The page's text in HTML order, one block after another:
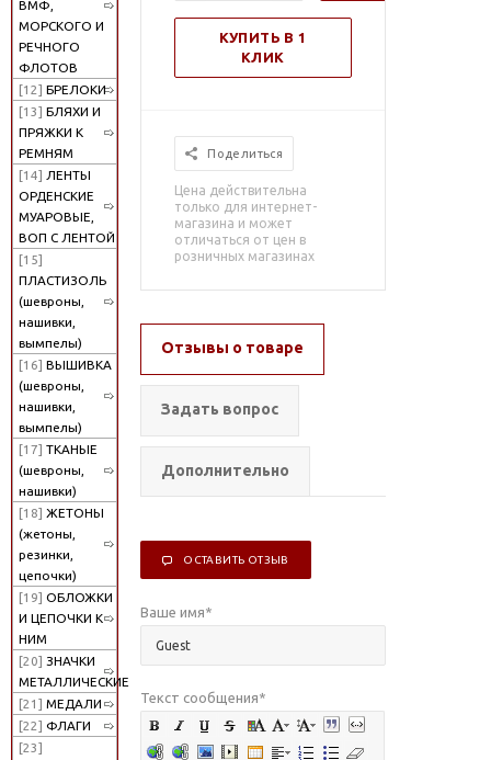
ВМФ,
МОРСКОГО И
РЕЧНОГО
ФЛОТОВ
[12] БРЕЛОКИ
[13] БЛЯХИ И
ПРЯЖКИ К
РЕМНЯМ
[14] ЛЕНТЫ
ОРДЕНСКИЕ
МУАРОВЫЕ,
ВОП С ЛЕНТОЙ
[15]
ПЛАСТИЗОЛЬ
(шевроны,
нашивки,
вымпелы)
[16] ВЫШИВКА
(шевроны,
нашивки,
вымпелы)
[17] ТКАНЫЕ
(шевроны,
нашивки)
[18] ЖЕТОНЫ
(жетоны,
резинки,
цепочки)
[19] ОБЛОЖКИ
И ЦЕПОЧКИ К
НИМ
[20] ЗНАЧКИ
МЕТАЛЛИЧЕСКИЕ
[21] МЕДАЛИ
[22] ФЛАГИ
[23]
КУПИТЬ В 1
КЛИК
Поделиться
Цена действительна
только для интернет-
магазина и может
отличаться от цен в
розничных магазинах
Отзывы о товаре
Задать вопрос
Дополнительно
ОСТАВИТЬ ОТЗЫВ
Ваше имя*
Текст сообщения*